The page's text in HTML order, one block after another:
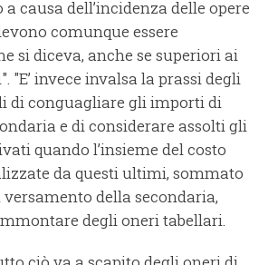
causa dell’incidenza delle opere
comunque essere
si diceva, anche se superiori ai
"E’ invece invalsa la prassi degli
di conguagliare gli importi di
e di considerare assolti gli
quando l’insieme del costo
da questi ultimi, sommato
della secondaria,
degli oneri tabellari.